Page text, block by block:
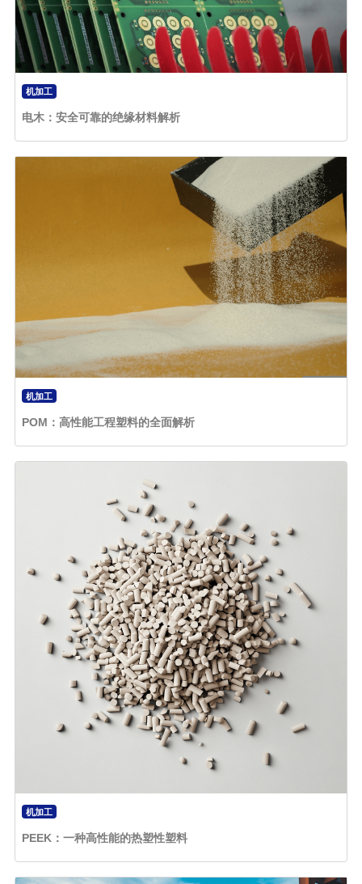
机加工
电木：安全可靠的绝缘材料解析
机加工
POM：高性能工程塑料的全面解析
机加工
PEEK：一种高性能的热塑性塑料